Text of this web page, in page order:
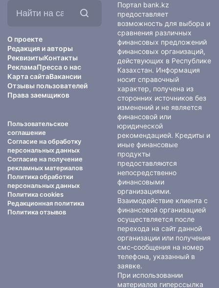
О проекте
Редакция и авторы
РеквизитыКонтакты
РекламаПресса о нас
Карта сайтаВакансии
Отзывы пользователей
Права заемщиков
Пользовательское
соглашение
Согласие на обработку
персональных данных
Согласие на получение
рекламных материалов
Политика обработки
персональных данных
Политика cookies
Редакционная политика
Политика отзывов
Портал bank.kz
предоставляет
возможность для выбора и
сравнения различных
финансовых предложений
финансовых организаций,
действующих в Республике
Казахстан. Информация
носит справочный
характер, получена из
сторонних источников без
изменений и не является
финансовой или
юридической
рекомендацией. Кредиты и
иные финансовые
продукты
предоставляются
непосредственно
финансовыми
организациями.
Взаимодействие клиента с
финансовой организацией
осуществляется после
перехода на сайт данной
организации или получения
смс-сообщения на номер
телефона, указанный в
заявке.
При использовании
материалов гиперссылка